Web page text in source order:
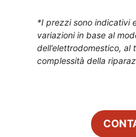
*I prezzi sono indicativi
variazioni in base al
dell’elettrodomestico, al
complessità della